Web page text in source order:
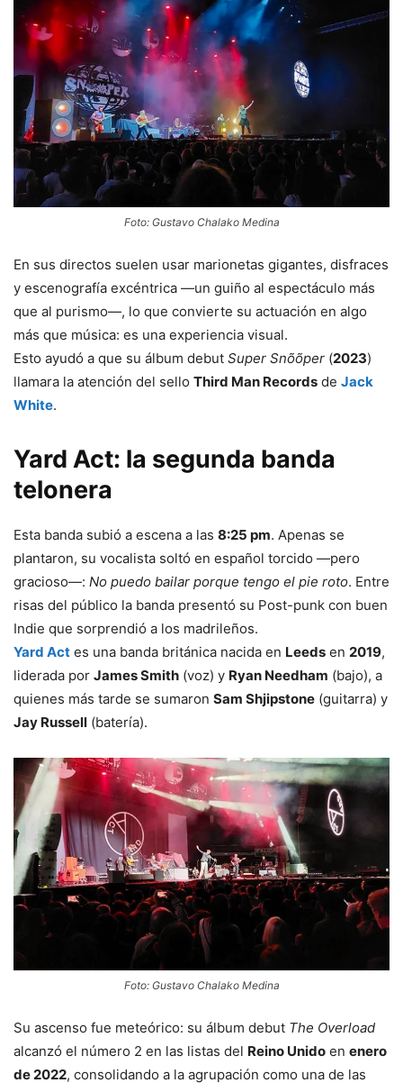
Foto: Gustavo Chalako Medina
En sus directos suelen usar marionetas gigantes, disfraces
y escenografía excéntrica —un guiño al espectáculo más
que al purismo—, lo que convierte su actuación en algo
más que música: es una experiencia visual.
Esto ayudó a que su álbum debut Super Snõõper (2023)
llamara la atención del sello Third Man Records de Jack
White.
Yard Act: la segunda banda
telonera
Esta banda subió a escena a las 8:25 pm. Apenas se
plantaron, su vocalista soltó en español torcido —pero
gracioso—: No puedo bailar porque tengo el pie roto. Entre
risas del público la banda presentó su Post-punk con buen
Indie que sorprendió a los madrileños.
Yard Act es una banda británica nacida en Leeds en 2019,
liderada por James Smith (voz) y Ryan Needham (bajo), a
quienes más tarde se sumaron Sam Shjipstone (guitarra) y
Jay Russell (batería).
Foto: Gustavo Chalako Medina
Su ascenso fue meteórico: su álbum debut The Overload
alcanzó el número 2 en las listas del Reino Unido en enero
de 2022, consolidando a la agrupación como una de las